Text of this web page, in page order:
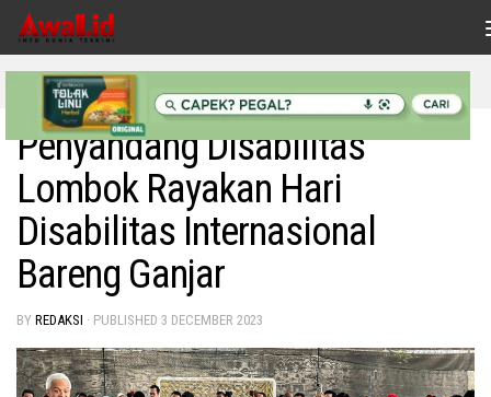
Skip to content
HEADLINE/INDONESIAKU
Penyandang Disabilitas
Lombok Rayakan Hari
Disabilitas Internasional
Bareng Ganjar
BY REDAKSI · PUBLISHED 3 DECEMBER 2023